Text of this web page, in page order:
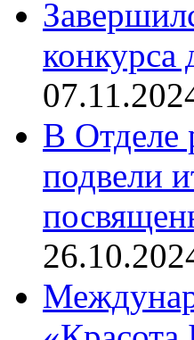
конкурса
В Отделе
подвели